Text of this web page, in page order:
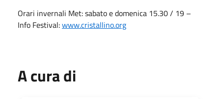
Orari invernali Met: sabato e domenica 15.30 / 19 –
Info Festival:www.cristallino.org
A cura di